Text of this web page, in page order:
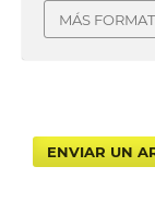
MÁS
ENVIAR UN